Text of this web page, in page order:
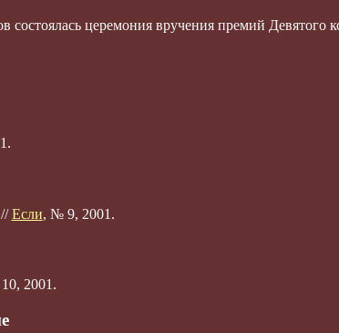
церемония вручения премий Девятого
Если, № 9, 2001.
2001.